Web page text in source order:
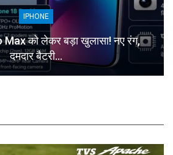
IPHONE
को लेकर बड़ा खुलासा! नए रंग,
दमदार बैटरी…